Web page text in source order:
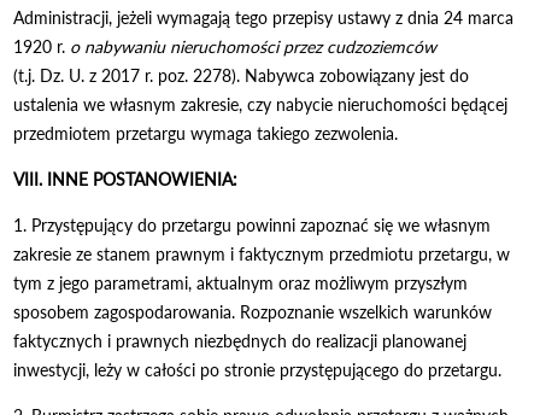
Administracji, jeżeli wymagają tego przepisy ustawy z dnia 24 marca
1920 r. o nabywaniu nieruchomości przez cudzoziemców
(t.j. Dz. U. z 2017 r. poz. 2278). Nabywca zobowiązany jest do
ustalenia we własnym zakresie, czy nabycie nieruchomości będącej
przedmiotem przetargu wymaga takiego zezwolenia.
VIII. INNE POSTANOWIENIA:
1. Przystępujący do przetargu powinni zapoznać się we własnym
zakresie ze stanem prawnym i faktycznym przedmiotu przetargu, w
tym z jego parametrami, aktualnym oraz możliwym przyszłym
sposobem zagospodarowania. Rozpoznanie wszelkich warunków
faktycznych i prawnych niezbędnych do realizacji planowanej
inwestycji, leży w całości po stronie przystępującego do przetargu.